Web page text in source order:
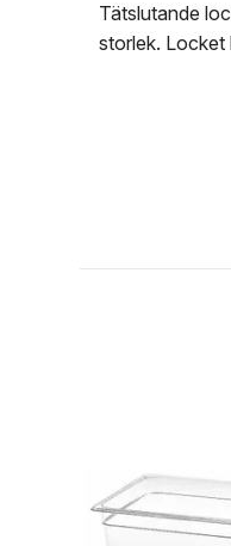
Tätslutande
storlek. Locket